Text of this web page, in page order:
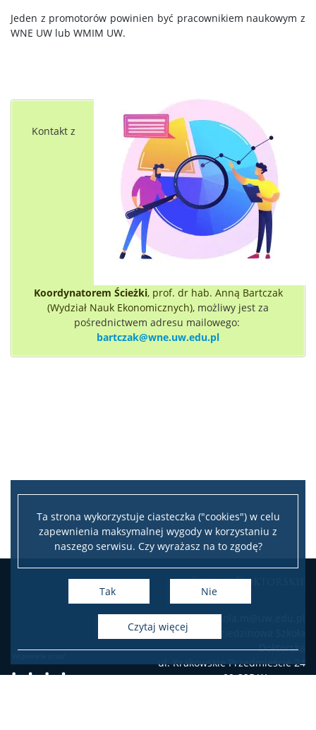
Ta strona wykorzystuje ciasteczka ("cookies") w celu
zapewnienia maksymalnej wygody w korzystaniu z
naszego serwisu. Czy wyrażasz na to zgodę?
Tak Nie
czytaj więcej
Jeden z promotorów powinien być pracownikiem naukowym z
WNE UW lub WMIM UW.
Kontakt z
Koordynatorem Ścieżki, prof. dr hab. Anną Bartczak
(Wydział Nauk Ekonomicznych), możliwy jest za
pośrednictwem adresu mailowego:
bartczak@wne.uw.edu.pl
Szkoły Doktorskie
e-mail: szkola.m@uw.edu.pl
Międzydziedzinowa Szkoła
Doktorska
ul. Krakowskie Przedmieście 24
00-325 Warszawa